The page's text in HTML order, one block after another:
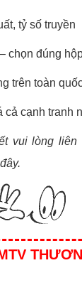
tỷ số truyền
chọn đúng
trên toàn
cả cạnh tranh
vui lòng